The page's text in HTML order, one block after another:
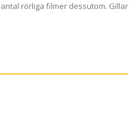
rörliga filmer dessutom. Gillar